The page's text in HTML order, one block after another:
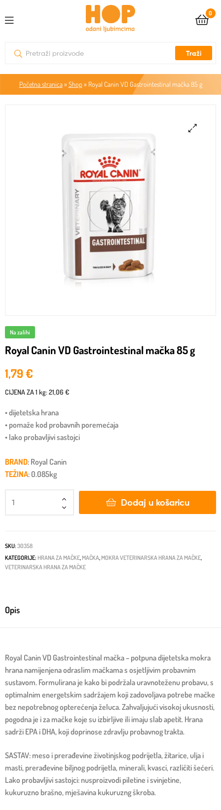
0
Traži
Početna stranica» Shop» Royal Canin VD Gastrointestinal mačka 85 g
Na zalihi
Royal Canin VD Gastrointestinal mačka 85 g
1,79€
CIJENA ZA1 kg:21,06 €
• dijetetska hrana
• pomaže kod probavnih poremećaja
• lako probavljivi sastojci
BRAND: Royal Canin
TEŽINA: 0.085kg
Dodaj u košaricu
SKU: 30358
KATEGORIJE: HRANA ZA MAČKE, MAČKA, MOKRA VETERINARSKA HRANA ZA MAČKE,
VETERINARSKA HRANA ZA MAČKE
Opis
Royal Canin VD Gastrointestinal mačka – potpuna dijetetska mokra
hrana namijenjena odraslim mačkama s osjetljivim probavnim
sustavom. Formulirana je kako bi podržala uravnoteženu probavu, s
optimalnim energetskim sadržajem koji zadovoljava potrebe mačke
bez nepotrebnog opterećenja želuca. Zahvaljujući visokoj ukusnosti,
pogodna je i za mačke koje su izbirljive ili imaju slab apetit. Hrana
sadrži EPA i DHA, koji doprinose zdravlju probavnog trakta.
SASTAV: meso i prerađevine životinjskog podrijetla, žitarice, ulja i
masti, prerađevine biljnog podrijetla, minerali, kvasci, različiti šećeri.
Lako probavljivi sastojci: nusproizvodi piletine i svinjetine,
kukuruzno brašno, mješavina kukuruzng škroba.